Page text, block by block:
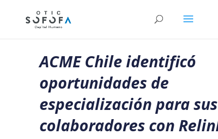
ACME Chile identificó
oportunidades de
especialización para sus
colaboradores con